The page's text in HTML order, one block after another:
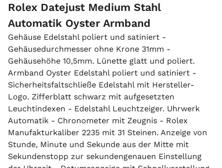
Rolex Datejust Medium Stahl
Automatik Oyster Armband
Gehäuse Edelstahl poliert und satiniert -
Gehäusedurchmesser ohne Krone 31mm -
Gehäusehöhe 10,5mm. Lünette glatt und poliert.
Armband Oyster Edelstahl poliert und satiniert -
Sicherheitsfaltschließe Edelstahl mit Hersteller-
Logo. Zifferblatt schwarz mit aufgesetzten
Leuchtindexen - Edelstahl Leuchtzeiger. Uhrwerk
Automatik - Chronometer mit Zeugnis - Rolex
Manufakturkaliber 2235 mit 31 Steinen. Anzeige von
Stunde, Minute und Sekunde aus der Mitte mit
Sekundenstopp zur sekundengenauen Einstellung